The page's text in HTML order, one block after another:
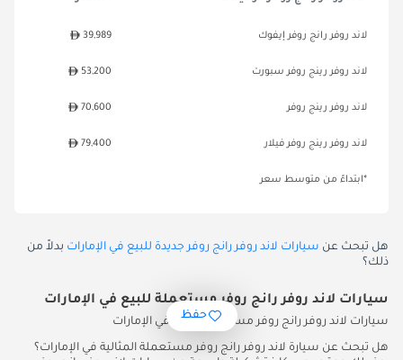
لاند روفر رانج روفر إيفوك 39,989
لاند روفر رينج روفر سبورت 53,200
لاند روفر رينج روفر 70,600
لاند روفر رينج روفر فيلار 79,400
*ابتداءً من متوسط سعر
هل تبحث عن سيارات لاند روفر رانج روفر جديدة للبيع في الإمارات بدلاً من
ذلك؟
سيارات لاند روفر رانج روفر مستعملة للبيع في الإمارات
سيارات لاند روفر رانج روفر مستعملة للبيع في الإمارات
هل تبحث عن سيارة لاند روفر رانج روفر مستعملة المثالية في الإمارات؟
حفظ